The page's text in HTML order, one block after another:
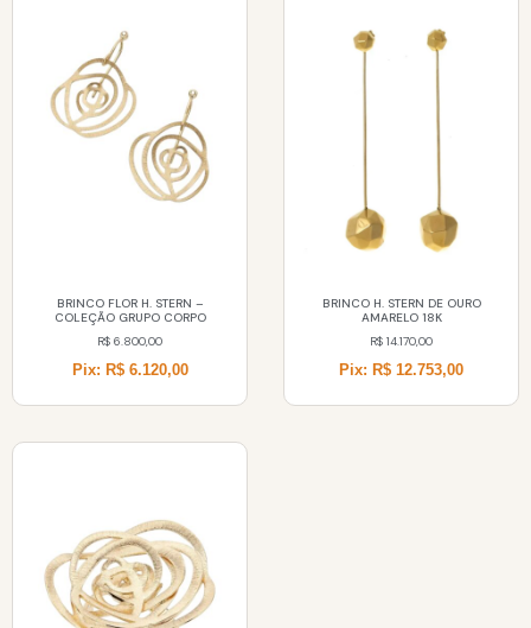
BRINCO FLOR H. STERN –
COLEÇÃO GRUPO CORPO
R$ 6.800,00
Pix: R$ 6.120,00
BRINCO H. STERN DE OURO
AMARELO 18K
R$ 14.170,00
Pix: R$ 12.753,00